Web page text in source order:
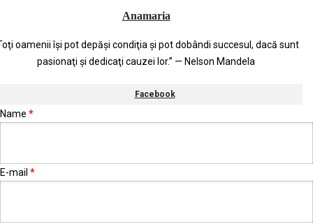
Anamaria
oamenii îşi pot depăşi condiţia şi pot dobândi succesul, dacă sunt
pasionaţi şi dedicaţi cauzei lor.” — Nelson Mandela
Facebook
Name *
E-mail *